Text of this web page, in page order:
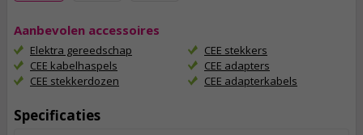
Aanbevolen accessoires
Elektra gereedschap
CEE kabelhaspels
CEE stekkerdozen
CEE stekkers
CEE adapters
CEE adapterkabels
Specificaties